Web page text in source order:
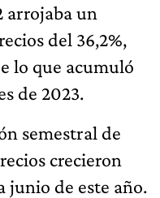
arrojaba un
del 36,2%,
lo que acumuló
de 2023.
semestral de
crecieron
junio de este año.